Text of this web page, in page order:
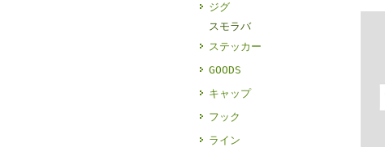
ジグ
スモラバ
ステッカー
GOODS
キャップ
フック
ライン